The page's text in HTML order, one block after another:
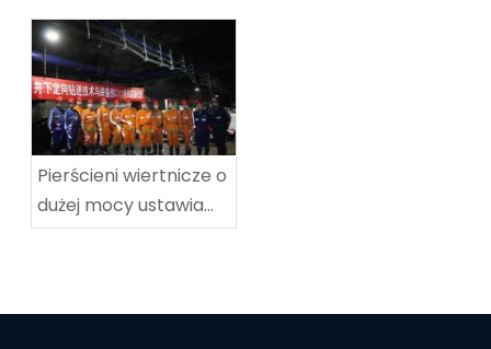
techniczne
wyposażenie
techniczne
Pierścieni wiertnicze o
dużej mocy ustawia
nowy rekord świata w